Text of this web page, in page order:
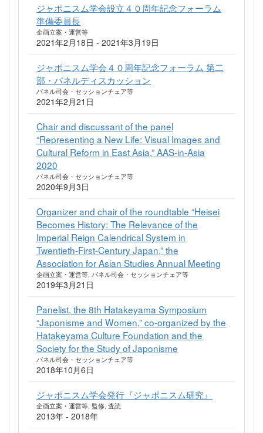
ジャポニスム学会設立４０周年記念フォーラム
準備委員長
企画立案・運営等
2021年2月18日 - 2021年3月19日
ジャポニスム学会４０周年記念フォーラム 第二
部・パネルディスカッション
パネル司会・セッションチェア等
2021年2月21日
Chair and discussant of the panel
“Representing a New Life: Visual Images and
Cultural Reform in East Asia,” AAS-in-Asia
2020
パネル司会・セッションチェア等
2020年9月3日
Organizer and chair of the roundtable “Heisei
Becomes History: The Relevance of the
Imperial Reign Calendrical System in
Twentieth-First-Century Japan,” the
Association for Asian Studies Annual Meeting
企画立案・運営等, パネル司会・セッションチェア等
2019年3月21日
Panelist, the 8th Hatakeyama Symposium
“Japonisme and Women,” co-organized by the
Hatakeyama Culture Foundation and the
Society for the Study of Japonisme
パネル司会・セッションチェア等
2018年10月6日
ジャポニスム学会発行『ジャポニスム研究』
企画立案・運営等, 監修, 査読
2013年 - 2018年